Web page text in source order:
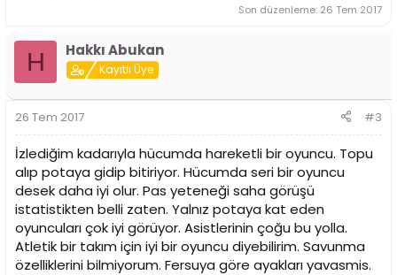
Son düzenleme: 26 Tem 2017
H Hakkı Abukan
Kayıtlı Üye
26 Tem 2017 #3
İzlediğim kadarıyla hücumda hareketli bir oyuncu. Topu
alıp potaya gidip bitiriyor. Hücumda seri bir oyuncu
desek daha iyi olur. Pas yeteneği saha görüşü
istatistikten belli zaten. Yalnız potaya kat eden
oyuncuları çok iyi görüyor. Asistlerinin çoğu bu yolla.
Atletik bir takım için iyi bir oyuncu diyebilirim. Savunma
özelliklerini bilmiyorum. Fersuya göre ayakları yavasmis.